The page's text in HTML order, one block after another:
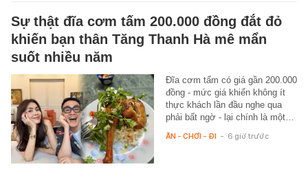
Sự thật đĩa cơm tấm 200.000 đồng đắt đỏ
khiến bạn thân Tăng Thanh Hà mê mẩn
suốt nhiều năm
Đĩa cơm tấm có giá gần 200.000
đồng - mức giá khiến không ít
thực khách lần đầu nghe qua
phải bất ngờ - lại chính là một…
ĂN - CHƠI - ĐI - 6 giờ trước